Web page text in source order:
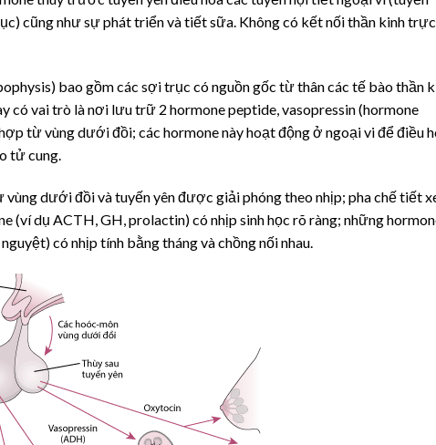
cũng như sự phát triển và tiết sữa. Không có kết nối thần kinh trực
bao gồm các sợi trục có nguồn gốc từ thân các tế bào thần
có vai trò là nơi lưu trữ 2 hormone peptide,vasopressin(hormone
từ vùng dưới đồi; các hormone này hoạt động ở ngoại vi để điều
tử cung.
dưới đồi và tuyến yên được giải phóng theo nhịp; pha chế tiết
(ví dụ ACTH, GH, prolactin) có nhịp sinh học rõ ràng; những
có nhịp tính bằng tháng và chồng nối nhau.